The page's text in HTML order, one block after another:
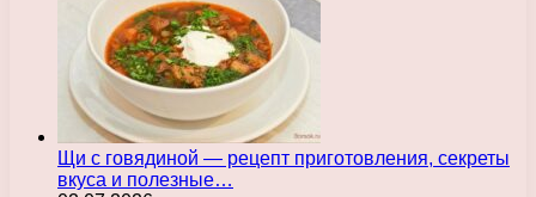
Щи с говядиной — рецепт приготовления, секреты
вкуса и полезные…